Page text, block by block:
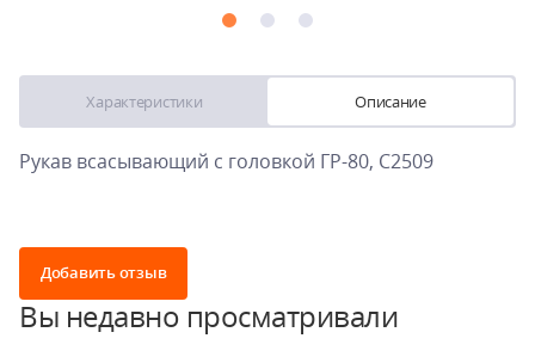
Характеристики Описание
Рукав всасывающий с головкой ГР-80, С2509
Добавить отзыв
Вы недавно просматривали